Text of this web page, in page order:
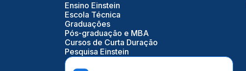
Ensino Einstein
Escola Técnica
Graduações
Pós-graduação e MBA
Cursos de Curta Duração
Pesquisa Einstein